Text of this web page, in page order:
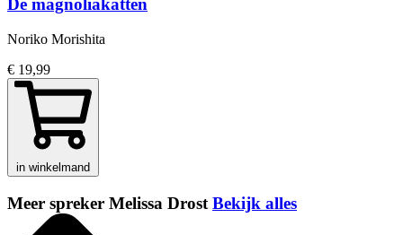
De magnoliakatten
Noriko Morishita
€ 19,99
in winkelmand
Meer spreker Melissa Drost Bekijk alles